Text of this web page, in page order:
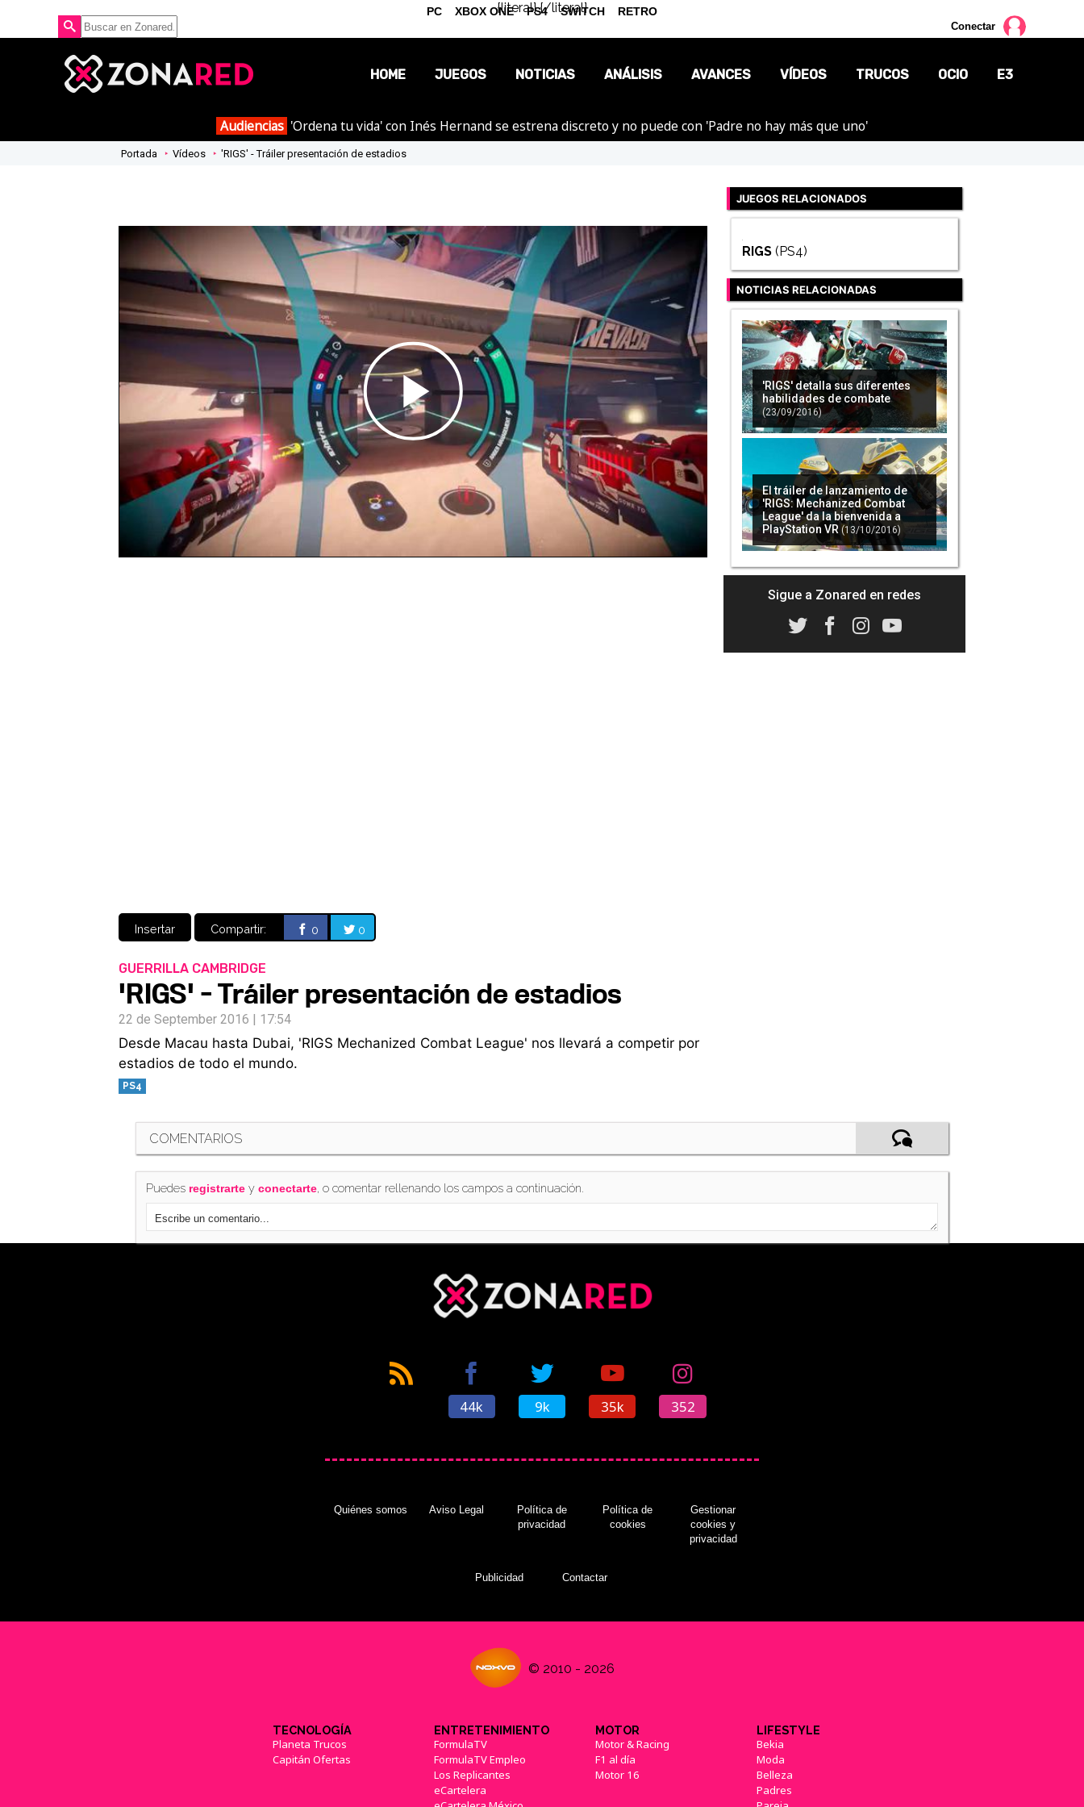
{literal}{/literal}
Conectar
HOME JUEGOS NOTICIAS
OPINIÓN
ANÁLISIS AVANCES VÍDEOS TRUCOS OCIO E3
Audiencias 'Ordena tu vida' con Inés Hernand se estrena discreto y no puede con 'Padre no hay más que uno'
Portada Vídeos 'RIGS' - Tráiler presentación de estadios
Play
Video
Insertar Compartir: 0 0
GUERRILLA CAMBRIDGE
'RIGS' - Tráiler presentación de estadios
22 de September 2016 | 17:54
Desde Macau hasta Dubai, 'RIGS Mechanized Combat League' nos llevará a competir por
estadios de todo el mundo.
PS4
JUEGOS RELACIONADOS
RIGS (PS4)
NOTICIAS RELACIONADAS
'RIGS' detalla sus diferentes
habilidades de combate
(23/09/2016)
El tráiler de lanzamiento de
'RIGS: Mechanized Combat
League' da la bienvenida a
PlayStation VR (13/10/2016)
Sigue a Zonared en redes
COMENTARIOS
Puedes registrartey conectarte, o comentar rellenando los campos a continuación.
PC XBOX ONE PS4 SWITCH RETRO
44k 9k 35k 352
Quiénes somos Aviso Legal
Política de
privacidad
Política de
cookies
Gestionar
cookies y
privacidad
Publicidad Contactar
© 2010 - 2026
TECNOLOGÍA
Planeta Trucos
Capitán Ofertas
ENTRETENIMIENTO
FormulaTV
FormulaTV Empleo
Los Replicantes
eCartelera
MOTOR
Motor & Racing
F1 al día
Motor 16
LIFESTYLE
Bekia
Moda
Belleza
Padres